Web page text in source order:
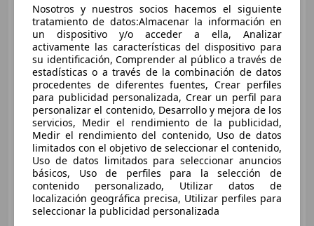
Citroen C4 1.6e-HDi
Collection 110
€ 6.590 1
Precio justo
10/2012 144.015 km Diésel
82 kW (111 CV)
OCASIONPLUS MOSTOLES
ES-28935 MOSTOLES
Nosotros y nuestros socios hacemos el siguiente
tratamiento de datos:Almacenar la información en
un dispositivo y/o acceder a ella, Analizar
activamente las características del dispositivo para
su identificación, Comprender al público a través de
estadísticas o a través de la combinación de datos
procedentes de diferentes fuentes, Crear perfiles
para publicidad personalizada, Crear un perfil para
personalizar el contenido, Desarrollo y mejora de los
servicios, Medir el rendimiento de la publicidad,
Medir el rendimiento del contenido, Uso de datos
limitados con el objetivo de seleccionar el contenido,
Uso de datos limitados para seleccionar anuncios
básicos, Uso de perfiles para la selección de
contenido personalizado, Utilizar datos de
localización geográfica precisa, Utilizar perfiles para
seleccionar la publicidad personalizada